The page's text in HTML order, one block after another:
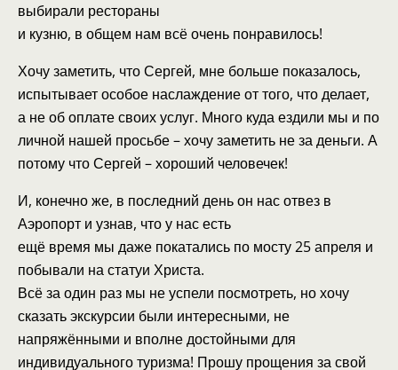
выбирали рестораны
и кузню, в общем нам всё очень понравилось!
Хочу заметить, что Сергей, мне больше показалось,
испытывает особое наслаждение от того, что делает,
а не об оплате своих услуг. Много куда ездили мы и по
личной нашей просьбе – хочу заметить не за деньги. А
потому что Сергей – хороший человечек!
И, конечно же, в последний день он нас отвез в
Аэропорт и узнав, что у нас есть
ещё время мы даже покатались по мосту 25 апреля и
побывали на статуи Христа.
Всё за один раз мы не успели посмотреть, но хочу
сказать экскурсии были интересными, не
напряжёнными и вполне достойными для
индивидуального туризма! Прошу прощения за свой